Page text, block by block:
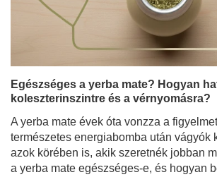
Egészséges a yerba mate? Hogyan
koleszterinszintre és a vérnyomásra?
A yerba mate évek óta vonzza a
természetes energiabomba után vágyók
azok körében is, akik szeretnék jobban
a yerba mate egészséges-e, és hogyan